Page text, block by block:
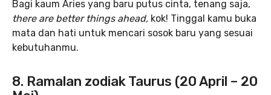
Bagi kaum Aries yang baru putus cinta, tenang saja,
there are better things ahead, kok! Tinggal kamu buka
mata dan hati untuk mencari sosok baru yang sesuai
kebutuhanmu.
8. Ramalan zodiak Taurus (20 April – 20